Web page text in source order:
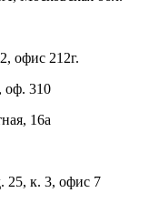
офис 212г.
оф. 310
16а
25, к. 3, офис 7